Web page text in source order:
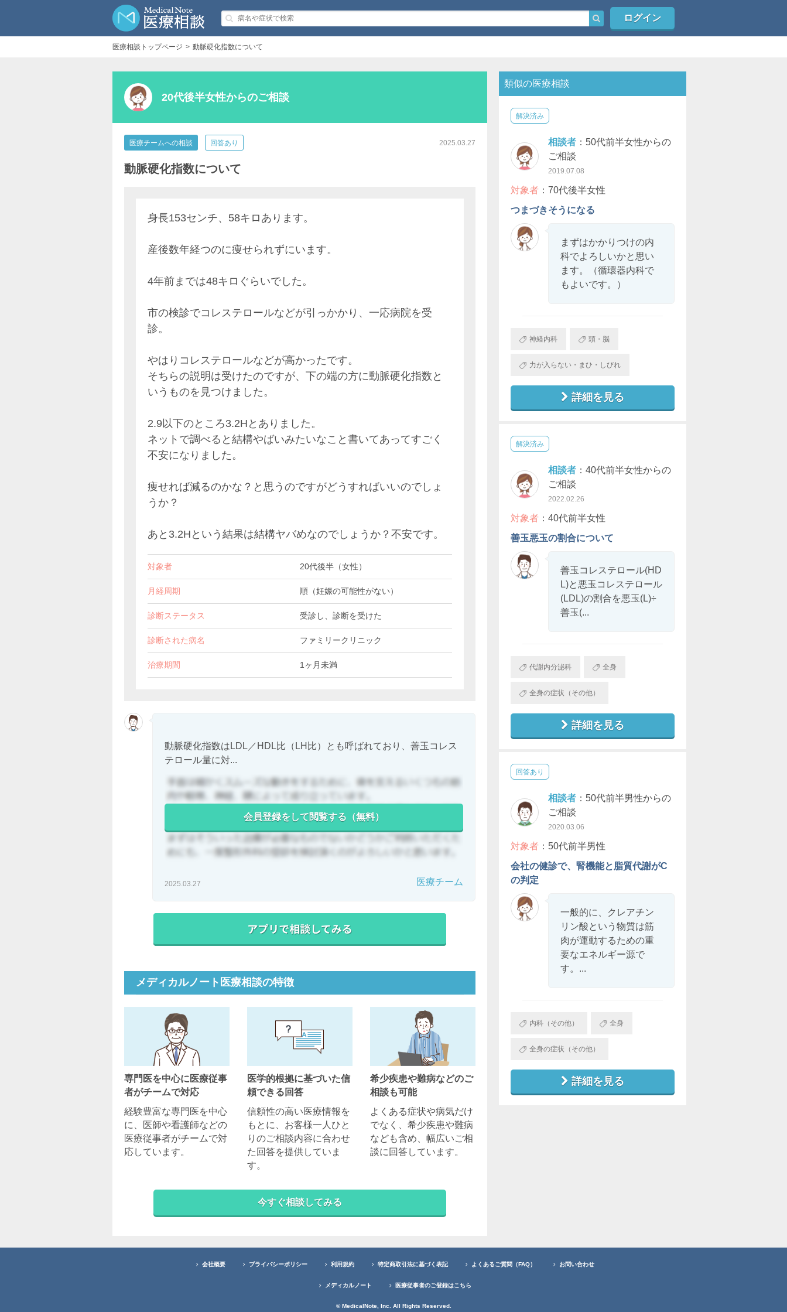
ログイン
医療相談トップページ 動脈硬化指数について
20代後半女性からのご相談
医療チームへの相談 回答あり 2025.03.27
動脈硬化指数について
身長153センチ、58キロあります。
産後数年経つのに痩せられずにいます。
4年前までは48キロぐらいでした。
市の検診でコレステロールなどが引っかかり、一応病院を受
診。
やはりコレステロールなどが高かったです。
そちらの説明は受けたのですが、下の端の方に動脈硬化指数と
いうものを見つけました。
2.9以下のところ3.2Hとありました。
ネットで調べると結構やばいみたいなこと書いてあってすごく
不安になりました。
痩せれば減るのかな？と思うのですがどうすればいいのでしょ
うか？
あと3.2Hという結果は結構ヤバめなのでしょうか？不安です。
対象者 20代後半（女性）
月経周期 順（妊娠の可能性がない）
診断ステータス 受診し、診断を受けた
診断された病名 ファミリークリニック
治療期間 1ヶ月未満
動脈硬化指数はLDL／HDL比（LH比）とも呼ばれており、善玉コレス
テロール量に対...
会員登録をして閲覧する（無料）
2025.03.27 医療チーム
メディカルノート医療相談の特徴
専門医を中心に医療従事
者がチームで対応
経験豊富な専門医を中心
に、医師や看護師などの
医療従事者がチームで対
応しています。
医学的根拠に基づいた信
頼できる回答
信頼性の高い医療情報を
もとに、お客様一人ひと
りのご相談内容に合わせ
た回答を提供していま
す。
希少疾患や難病などのご
相談も可能
よくある症状や病気だけ
でなく、希少疾患や難病
なども含め、幅広いご相
談に回答しています。
今すぐ相談してみる
類似の医療相談
解決済み
相談者：50代前半女性からの
ご相談
2019.07.08
対象者：70代後半女性
つまづきそうになる
まずはかかりつけの内
科でよろしいかと思い
ます。（循環器内科で
もよいです。）
神経内科 頭・脳
力が入らない・まひ・しびれ
詳細を見る
解決済み
相談者：40代前半女性からの
ご相談
2022.02.26
対象者：40代前半女性
善玉悪玉の割合について
善玉コレステロール(HD
L)と悪玉コレステロール
(LDL)の割合を悪玉(L)÷
善玉(...
代謝内分泌科 全身
全身の症状（その他）
詳細を見る
回答あり
相談者：50代前半男性からの
ご相談
2020.03.06
対象者：50代前半男性
会社の健診で、腎機能と脂質代謝がC
の判定
一般的に、クレアチン
リン酸という物質は筋
肉が運動するための重
要なエネルギー源で
す。...
内科（その他） 全身
全身の症状（その他）
詳細を見る
会社概要 プライバシーポリシー 利用規約 特定商取引法に基づく表記 よくあるご質問（FAQ） お問い合わせ
メディカルノート 医療従事者のご登録はこちら
© MedicalNote, Inc. All Rights Reserved.